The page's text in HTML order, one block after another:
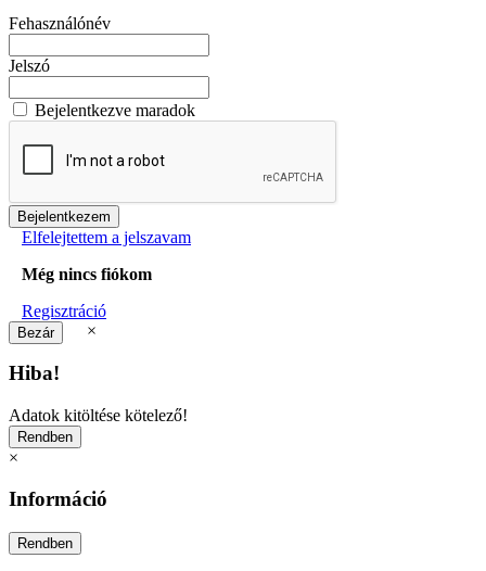
Fehasználónév
Jelszó
Bejelentkezve maradok
Elfelejtettem a jelszavam
Még nincs fiókom
Regisztráció
×
Hiba!
Adatok kitöltése kötelező!
×
Információ